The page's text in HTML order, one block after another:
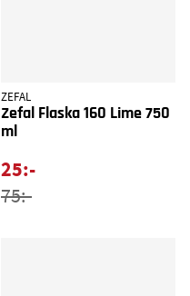
ZEFAL
Zefal Flaska 160 Lime 750
ml
25:-
75:-